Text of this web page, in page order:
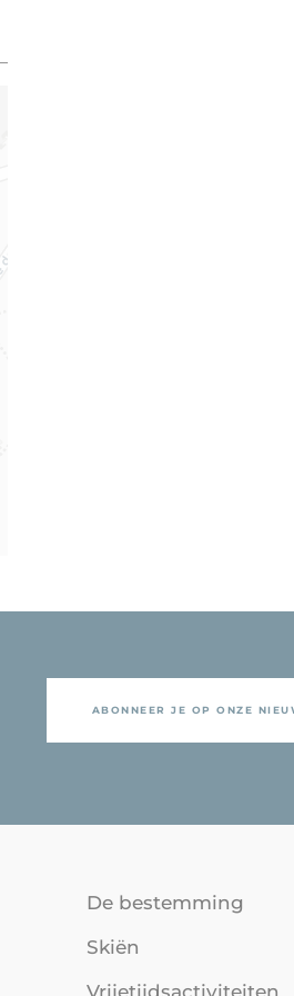
ABONNEER JE OP ONZE
De bestemming
Skiën
Vrijetijdsactiviteiten